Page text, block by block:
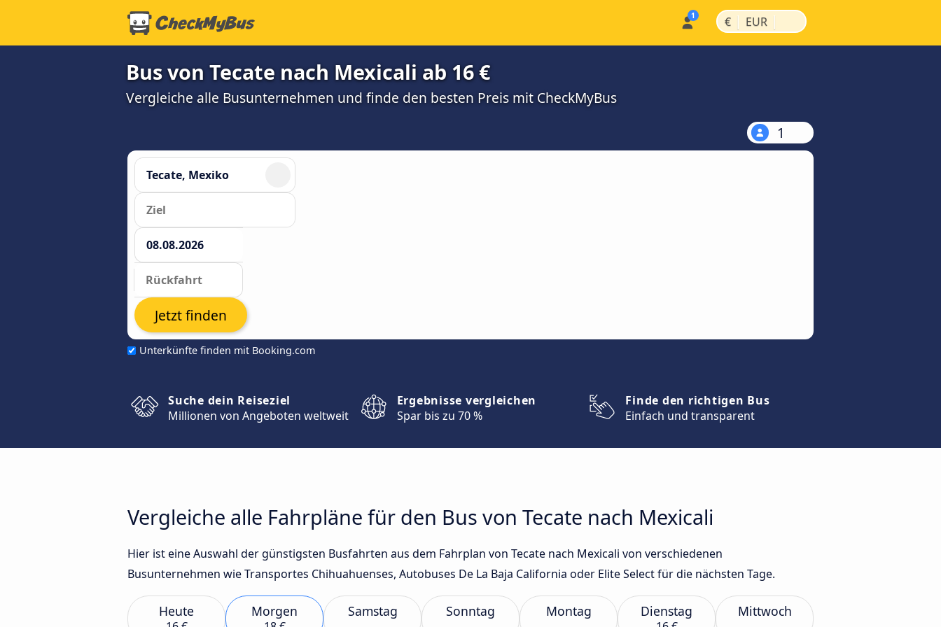
€ | EUR |
Bus von Tecate nach Mexicali ab 16 €
Vergleiche alle Busunternehmen und finde den besten Preis mit CheckMyBus
1
Unterkünfte finden mit Booking.com
Jetzt finden
Suche dein Reiseziel
Millionen von Angeboten weltweit
Ergebnisse vergleichen
Spar bis zu 70 %
Finde den richtigen Bus
Einfach und transparent
Vergleiche alle Fahrpläne für den Bus von Tecate nach Mexicali
Hier ist eine Auswahl der günstigsten Busfahrten aus dem Fahrplan von Tecate nach Mexicali von verschiedenen
Busunternehmen wie Transportes Chihuahuenses, Autobuses De La Baja California oder Elite Select für die nächsten Tage.
Heute Morgen Samstag Sonntag Montag Dienstag Mittwoch